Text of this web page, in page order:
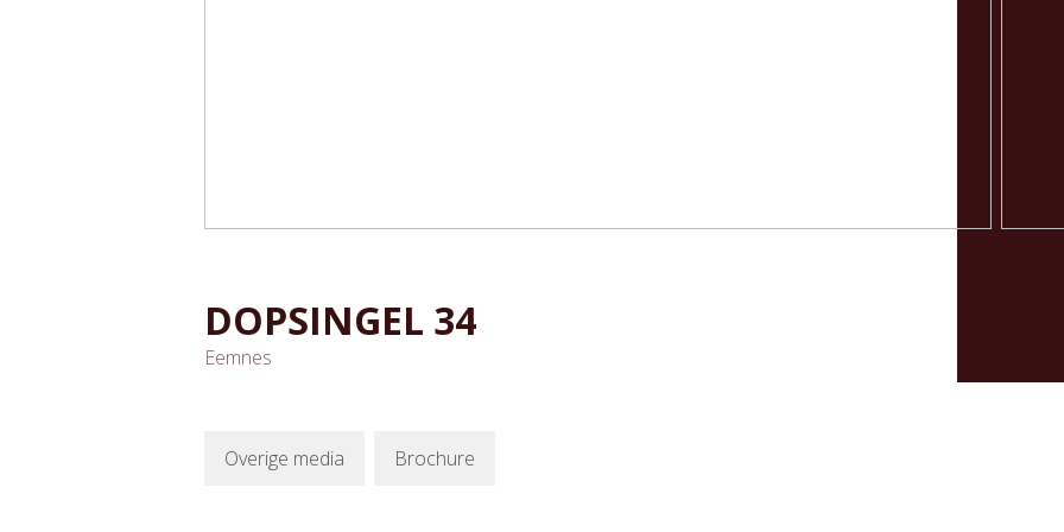
DOPSINGEL 34
Eemnes
Overige media Brochure